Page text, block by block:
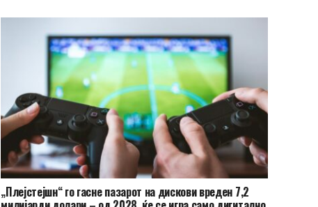
„Плејстејшн“ го гасне пазарот на дискови вреден 7,2